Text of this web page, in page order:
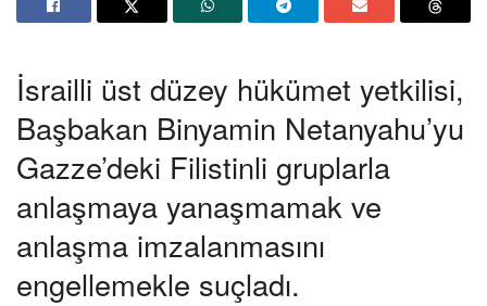
İsrailli üst düzey hükümet yetkilisi,
Başbakan Binyamin Netanyahu’yu
Gazze’deki Filistinli gruplarla
anlaşmaya yanaşmamak ve
anlaşma imzalanmasını
engellemekle suçladı.